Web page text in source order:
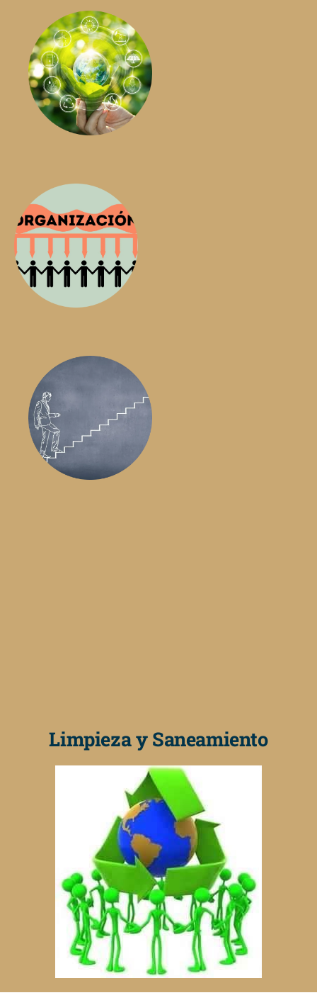
Limpieza y Saneamiento